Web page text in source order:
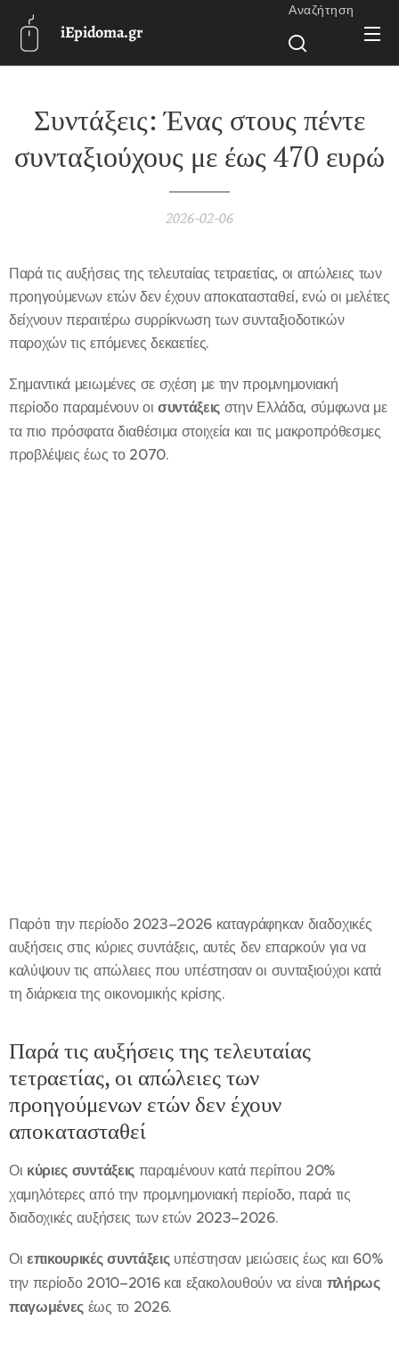
iEpidoma.gr
Αναζήτηση
Συντάξεις: Ένας στους πέντε
συνταξιούχους με έως 470 ευρώ
2026-02-06
Παρά τις αυξήσεις της τελευταίας τετραετίας, οι απώλειες των
προηγούμενων ετών δεν έχουν αποκατασταθεί, ενώ οι μελέτες
δείχνουν περαιτέρω συρρίκνωση των συνταξιοδοτικών
παροχών τις επόμενες δεκαετίες.
Σημαντικά μειωμένες σε σχέση με την προμνημονιακή
περίοδο παραμένουν οι συντάξεις στην Ελλάδα, σύμφωνα με
τα πιο πρόσφατα διαθέσιμα στοιχεία και τις μακροπρόθεσμες
προβλέψεις έως το 2070.
Παρότι την περίοδο 2023–2026 καταγράφηκαν διαδοχικές
αυξήσεις στις κύριες συντάξεις, αυτές δεν επαρκούν για να
καλύψουν τις απώλειες που υπέστησαν οι συνταξιούχοι κατά
τη διάρκεια της οικονομικής κρίσης.
Παρά τις αυξήσεις της τελευταίας
τετραετίας, οι απώλειες των
προηγούμενων ετών δεν έχουν
αποκατασταθεί
Οι κύριες συντάξειςπαραμένουν κατά περίπου 20%
χαμηλότερες από την προμνημονιακή περίοδο, παρά τις
διαδοχικές αυξήσεις των ετών 2023–2026.
Οιεπικουρικές συντάξειςυπέστησαν μειώσεις έως και 60%
την περίοδο 2010–2016 και εξακολουθούν να είναι πλήρως
παγωμένες έως το 2026.